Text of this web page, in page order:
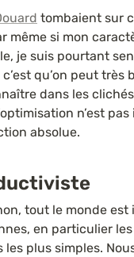
tombaient sur
même si mon
je suis pourtant
qu’on peut
dans les
n’est
absolue.
tout le monde
en particulier
plus simples.